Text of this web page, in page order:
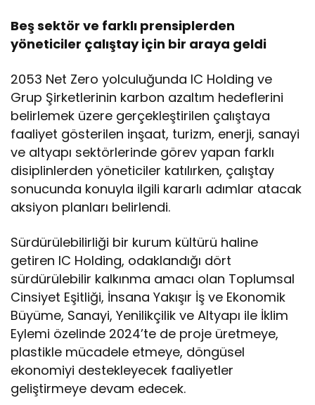
Beş sektör ve farklı prensiplerden
yöneticiler çalıştay için bir araya geldi
2053 Net Zero yolculuğunda IC Holding ve
Grup Şirketlerinin karbon azaltım hedeflerini
belirlemek üzere gerçekleştirilen çalıştaya
faaliyet gösterilen inşaat, turizm, enerji, sanayi
ve altyapı sektörlerinde görev yapan farklı
disiplinlerden yöneticiler katılırken, çalıştay
sonucunda konuyla ilgili kararlı adımlar atacak
aksiyon planları belirlendi.
Sürdürülebilirliği bir kurum kültürü haline
getiren IC Holding, odaklandığı dört
sürdürülebilir kalkınma amacı olan Toplumsal
Cinsiyet Eşitliği, İnsana Yakışır İş ve Ekonomik
Büyüme, Sanayi, Yenilikçilik ve Altyapı ile İklim
Eylemi özelinde 2024’te de proje üretmeye,
plastikle mücadele etmeye, döngüsel
ekonomiyi destekleyecek faaliyetler
geliştirmeye devam edecek.